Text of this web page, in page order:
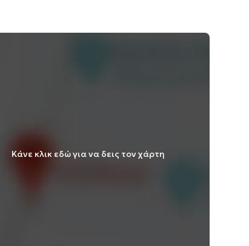
Κάνε κλικ εδώ για να δεις τον χάρτη